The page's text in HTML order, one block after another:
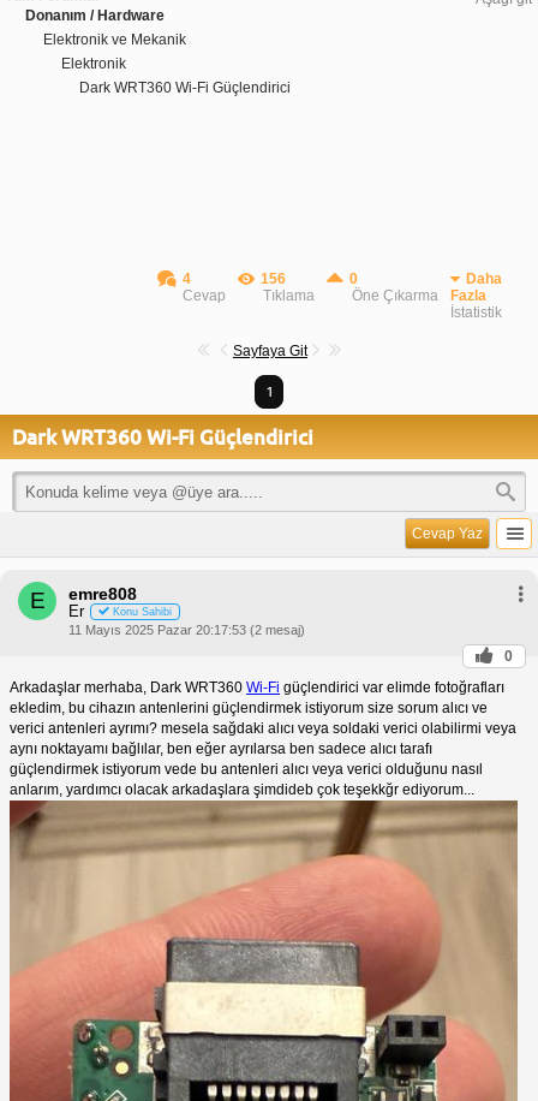
Donanım / Hardware
Elektronik ve Mekanik
Elektronik
Dark WRT360 Wi-Fi Güçlendirici
4
Cevap
156
Tıklama
0
Öne Çıkarma
Daha
Fazla
İstatistik
Sayfaya Git
1
Dark WRT360 Wi-Fi Güçlendirici
Cevap Yaz
E emre808
Er Konu Sahibi
11 Mayıs 2025 Pazar 20:17:53 (2 mesaj)
0
Arkadaşlar merhaba, Dark WRT360 Wi-Fi güçlendirici var elimde fotoğrafları
ekledim, bu cihazın antenlerini güçlendirmek istiyorum size sorum alıcı ve
verici antenleri ayrımı? mesela sağdaki alıcı veya soldaki verici olabilirmi veya
aynı noktayamı bağlılar, ben eğer ayrılarsa ben sadece alıcı tarafı
güçlendirmek istiyorum vede bu antenleri alıcı veya verici olduğunu nasıl
anlarım, yardımcı olacak arkadaşlara şimdideb çok teşekkğr ediyorum...